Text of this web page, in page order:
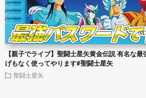
【親子でライブ】聖闘士星矢黄金伝説 有名な
げもなく使ってやります#聖闘士星矢
聖闘士星矢